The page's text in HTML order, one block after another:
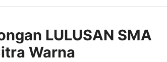
LULUSAN SMA
Warna